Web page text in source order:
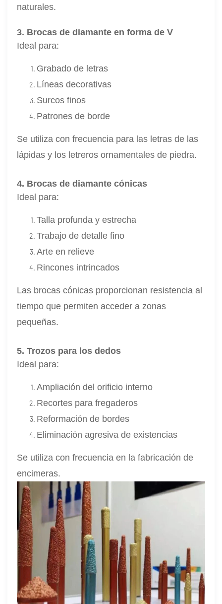
naturales.
3. Brocas de diamante en forma de V
Ideal para:
Grabado de letras
Líneas decorativas
Surcos finos
Patrones de borde
Se utiliza con frecuencia para las letras de las
lápidas y los letreros ornamentales de piedra.
4. Brocas de diamante cónicas
Ideal para:
Talla profunda y estrecha
Trabajo de detalle fino
Arte en relieve
Rincones intrincados
Las brocas cónicas proporcionan resistencia al
tiempo que permiten acceder a zonas
pequeñas.
5. Trozos para los dedos
Ideal para:
Ampliación del orificio interno
Recortes para fregaderos
Reformación de bordes
Eliminación agresiva de existencias
Se utiliza con frecuencia en la fabricación de
encimeras.